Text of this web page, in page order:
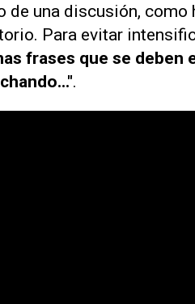
de una discusión,
Para evitar
frases que se deben
.